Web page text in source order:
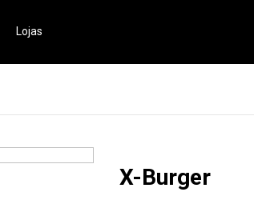
Lojas
X-Burger